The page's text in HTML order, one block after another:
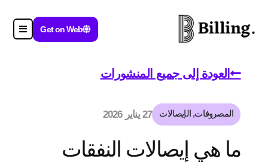
Get on Web
العودة إلى جميع المنشورات
المصروفات,الإيصالات 27 يناير 2026
ما هي إيصالات النفقات